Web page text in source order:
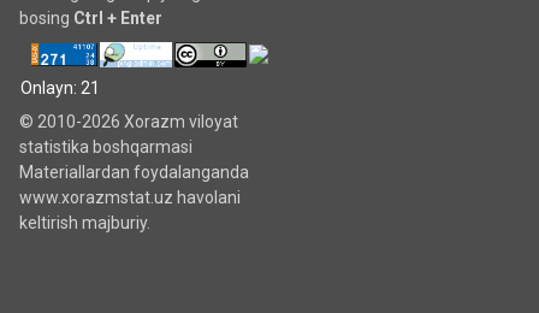
bosing Ctrl + Enter
Onlayn: 21
© 2010-2026 Xorazm viloyat
statistika boshqarmasi
Materiallardan foydalanganda
www.xorazmstat.uz havolani
keltirish majburiy.